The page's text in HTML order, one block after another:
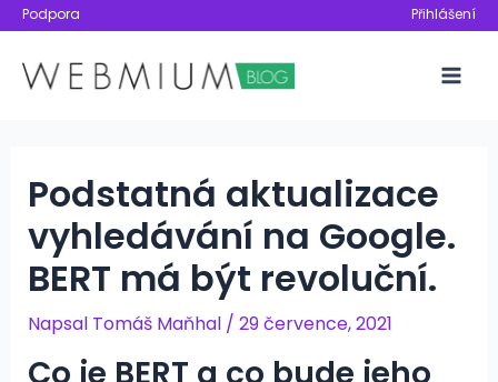
Přeskočit
obsah
Podpora Přihlášení
Podstatná aktualizace
vyhledávání na Google.
BERT má být revoluční.
Napsal Tomáš Maňhal / 29 července, 2021